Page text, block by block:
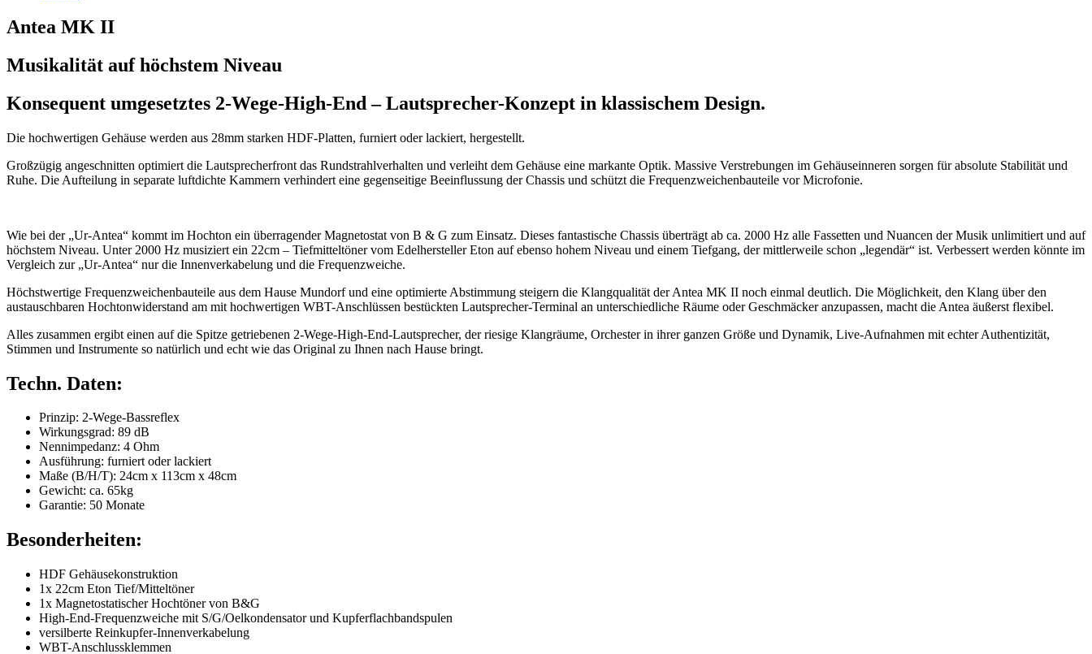
Antea MK II
Musikalität auf höchstem Niveau
Konsequent umgesetztes 2-Wege-High-End – Lautsprecher-Konzept in klassischem Design.
Die hochwertigen Gehäuse werden aus 28mm starken HDF-Platten, furniert oder lackiert, hergestellt.
Großzügig angeschnitten optimiert die Lautsprecherfront das Rundstrahlverhalten und verleiht dem Gehäuse eine markante Optik. Massive Verstrebungen im Gehäuseinneren sorgen für absolute Stabilität und
Ruhe. Die Aufteilung in separate luftdichte Kammern verhindert eine gegenseitige Beeinflussung der Chassis und schützt die Frequenzweichenbauteile vor Microfonie.
Wie bei der „Ur-Antea“ kommt im Hochton ein überragender Magnetostat von B & G zum Einsatz. Dieses fantastische Chassis überträgt ab ca. 2000 Hz alle Fassetten und Nuancen der Musik unlimitiert und auf
höchstem Niveau. Unter 2000 Hz musiziert ein 22cm – Tiefmitteltöner vom Edelhersteller Eton auf ebenso hohem Niveau und einem Tiefgang, der mittlerweile schon „legendär“ ist. Verbessert werden könnte im
Vergleich zur „Ur-Antea“ nur die Innenverkabelung und die Frequenzweiche.
Höchstwertige Frequenzweichenbauteile aus dem Hause Mundorf und eine optimierte Abstimmung steigern die Klangqualität der Antea MK II noch einmal deutlich. Die Möglichkeit, den Klang über den
austauschbaren Hochtonwiderstand am mit hochwertigen WBT-Anschlüssen bestückten Lautsprecher-Terminal an unterschiedliche Räume oder Geschmäcker anzupassen, macht die Antea äußerst flexibel.
Alles zusammen ergibt einen auf die Spitze getriebenen 2-Wege-High-End-Lautsprecher, der riesige Klangräume, Orchester in ihrer ganzen Größe und Dynamik, Live-Aufnahmen mit echter Authentizität,
Stimmen und Instrumente so natürlich und echt wie das Original zu Ihnen nach Hause bringt.
Techn. Daten:
Prinzip: 2-Wege-Bassreflex
Wirkungsgrad: 89 dB
Nennimpedanz: 4 Ohm
Ausführung: furniert oder lackiert
Maße (B/H/T): 24cm x 113cm x 48cm
Gewicht: ca. 65kg
Garantie: 50 Monate
Besonderheiten:
HDF Gehäusekonstruktion
1x 22cm Eton Tief/Mitteltöner
1x Magnetostatischer Hochtöner von B&G
High-End-Frequenzweiche mit S/G/Oelkondensator und Kupferflachbandspulen
versilberte Reinkupfer-Innenverkabelung
WBT-Anschlussklemmen